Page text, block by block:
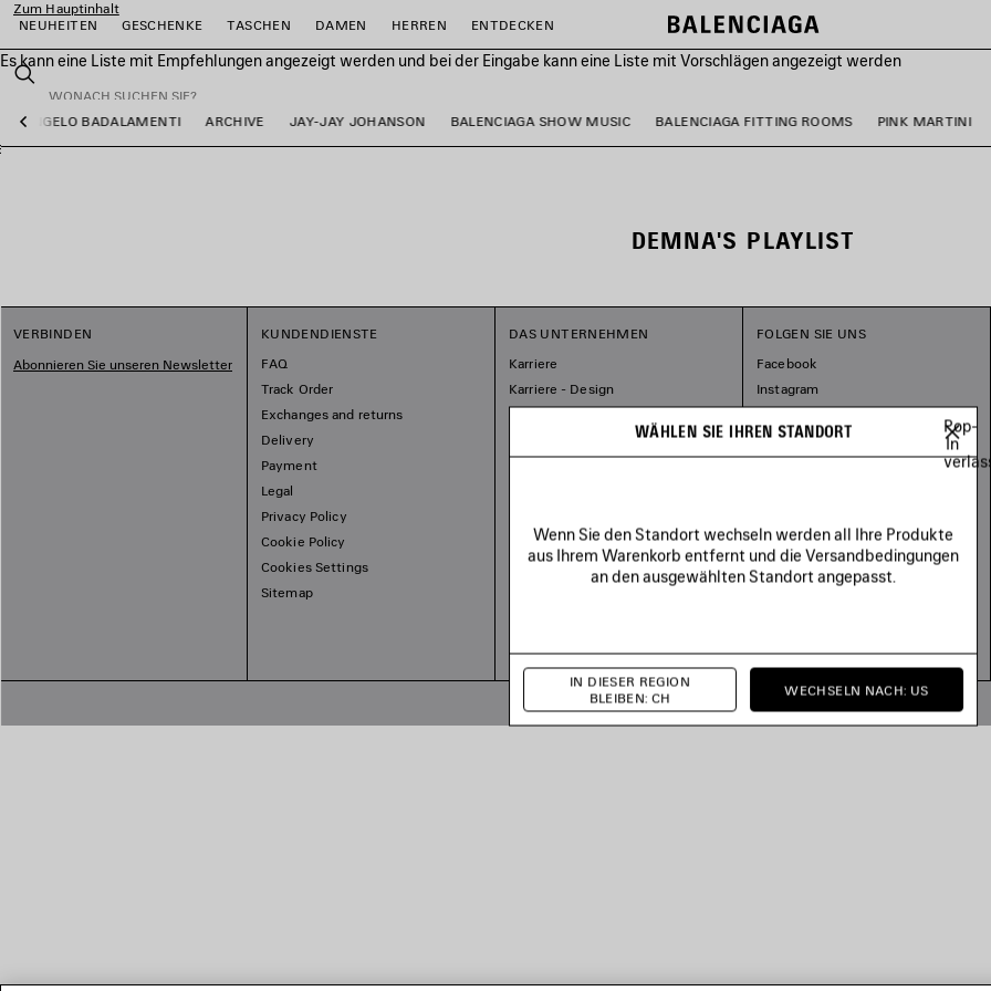
Zum Hauptinhalt
NEUHEITEN
GESCHENKE TASCHEN DAMEN HERREN ENTDECKEN
Es kann eine Liste mit Empfehlungen angezeigt werden und bei der Eingabe kann eine Liste mit Vorschlägen angezeigt werden
Suchen
close the banner
Vorherige
ANGELO BADALAMENTI ARCHIVE JAY-JAY JOHANSON BALENCIAGA SHOW MUSIC BALENCIAGA FITTING ROOMS PINK MARTINI
DEMNA'S PLAYLIST
VERBINDEN
Abonnieren Sie unseren Newsletter
KUNDENDIENSTE
FAQ
Track Order
Exchanges and returns
Delivery
Payment
Legal
Privacy Policy
Cookie Policy
Cookies Settings
Sitemap
DAS UNTERNEHMEN
Karriere
Karriere - Design
FOLGEN SIE UNS
Facebook
Instagram
Pinterest
© 2026 Balenciaga
WÄHLEN SIE IHREN STANDORT
Pop-
In
Wenn Sie den Standort wechseln werden all Ihre Produkte
aus Ihrem Warenkorb entfernt und die Versandbedingungen
an den ausgewählten Standort angepasst.
IN DIESER REGION
BLEIBEN: CH
WECHSELN NACH: US